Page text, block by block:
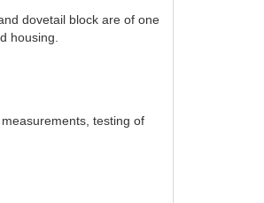
dovetail block are of one
housing.
testing of